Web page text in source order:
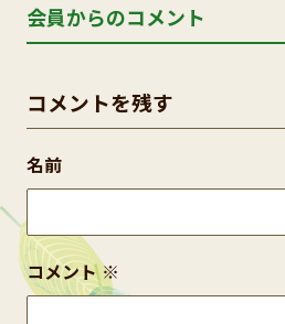
会員からのコメント
コメントを残す
コメント※
名前